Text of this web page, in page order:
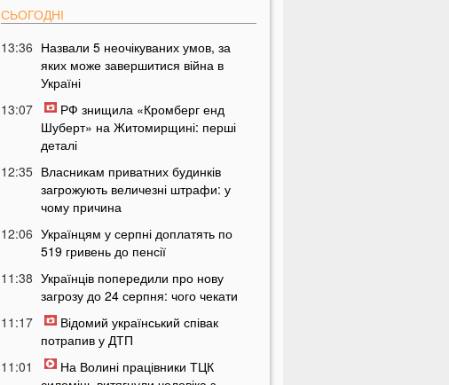
СЬОГОДНІ
13:36 Назвали 5 неочікуваних умов, за
яких може завершитися війна в
Україні
13:07
РФ знищила «Кромберг енд
Шуберт» на Житомирщині: перші
деталі
12:35 Власникам приватних будинків
загрожують величезні штрафи: у
чому причина
12:06 Українцям у серпні доплатять по
519 гривень до пенсії
11:38 Українців попередили про нову
загрозу до 24 серпня: чого чекати
11:17
Відомий український співак
потрапив у ДТП
11:01
На Волині працівники ТЦК